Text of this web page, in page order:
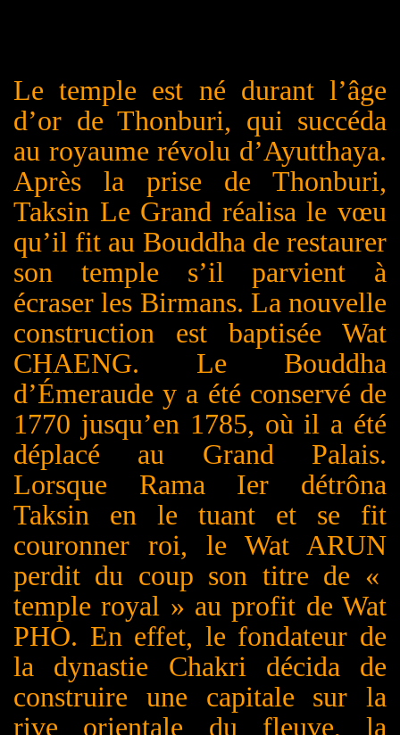
Le temple est né durant l’âge
d’or de Thonburi, qui succéda
au royaume révolu d’Ayutthaya.
Après la prise de Thonburi,
Taksin Le Grand réalisa le vœu
qu’il fit au Bouddha de restaurer
son temple s’il parvient à
écraser les Birmans. La nouvelle
construction est baptisée Wat
CHAENG. Le Bouddha
d’Émeraude y a été conservé de
1770 jusqu’en 1785, où il a été
déplacé au Grand Palais.
Lorsque Rama Ier détrôna
Taksin en le tuant et se fit
couronner roi, le Wat ARUN
perdit du coup son titre de «
temple royal » au profit de Wat
PHO. En effet, le fondateur de
la dynastie Chakri décida de
construire une capitale sur la
rive orientale du fleuve, la